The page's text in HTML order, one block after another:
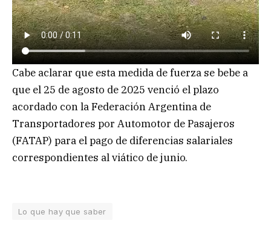
Cabe aclarar que esta medida de fuerza se bebe a
que el 25 de agosto de 2025 venció el plazo
acordado con la Federación Argentina de
Transportadores por Automotor de Pasajeros
(FATAP) para el pago de diferencias salariales
correspondientes al viático de junio.
Lo que hay que saber